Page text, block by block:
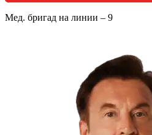
Мед. бригад на линии – 9